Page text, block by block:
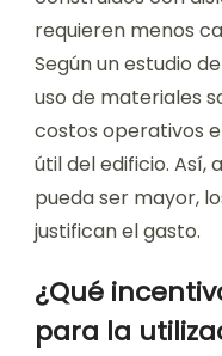
requieren menos
Según un estudio
uso de materiales
costos operativos
útil del edificio. Así,
pueda ser mayor,
justifican el gasto.
¿Qué
para la